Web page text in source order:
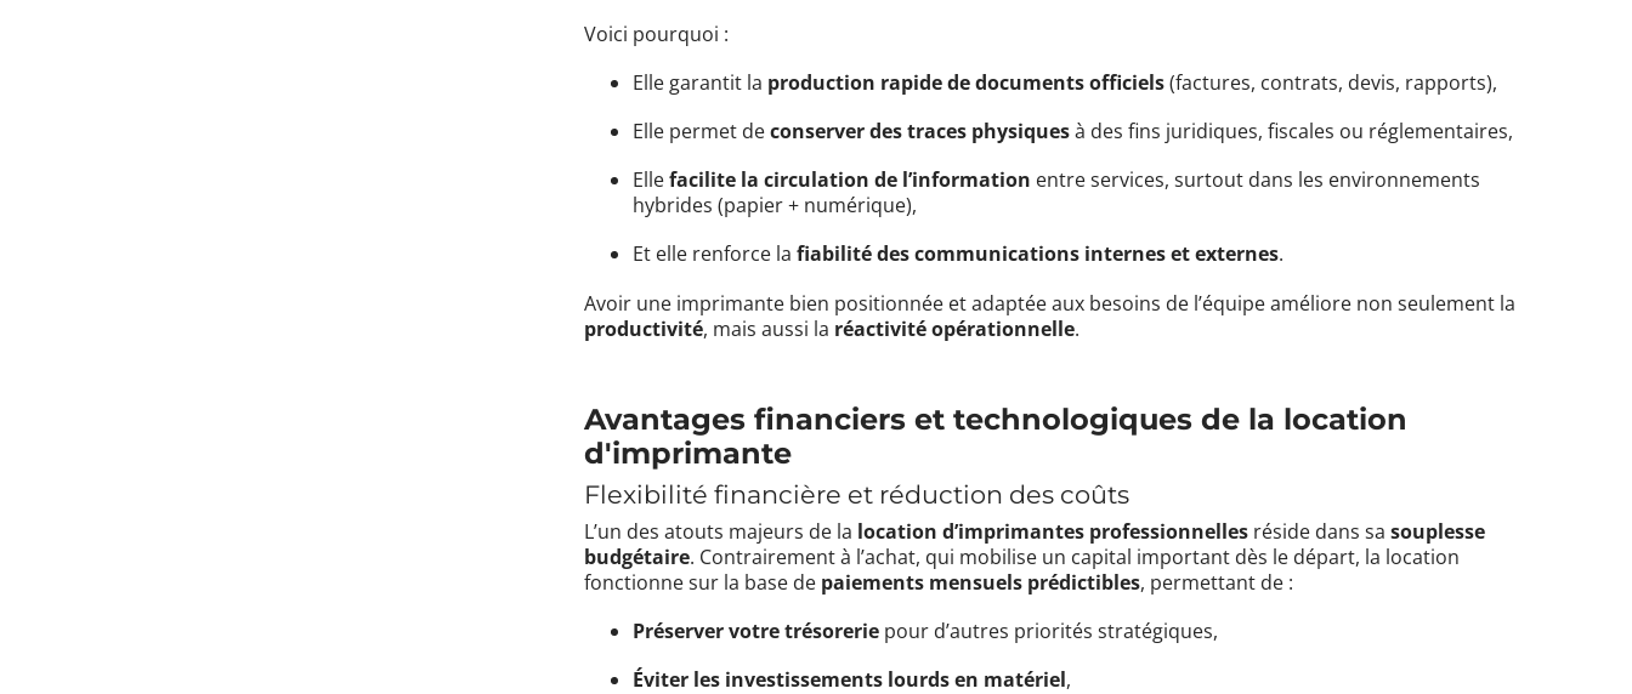
Voici pourquoi :
Elle garantit la production rapide de documents officiels(factures, contrats, devis, rapports),
Elle permet deconserver des traces physiquesà des fins juridiques, fiscales ou réglementaires,
Ellefacilite la circulation de l’information entre services, surtout dans les environnements
hybrides (papier + numérique),
Et elle renforce lafiabilité des communications internes et externes.
Avoir une imprimante bien positionnée et adaptée aux besoins de l’équipe améliore non seulement la
productivité, mais aussi la réactivité opérationnelle.
Avantages financiers et technologiques de la location
d'imprimante
Flexibilité financière et réduction des coûts
L’un des atouts majeurs de la location d’imprimantes professionnelles réside dans sasouplesse
budgétaire. Contrairement à l’achat, qui mobilise un capital important dès le départ, la location
fonctionne sur la base de paiements mensuels prédictibles, permettant de :
Préserver votre trésorerie pour d’autres priorités stratégiques,
Éviter les investissements lourds en matériel,